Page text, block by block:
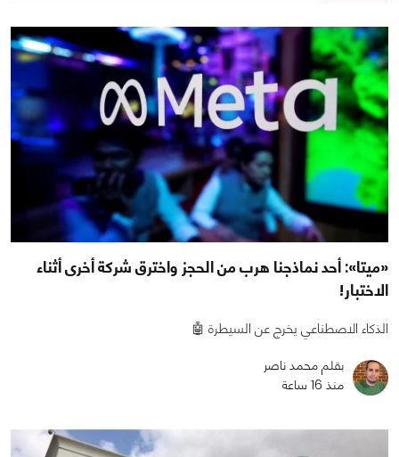
«ميتا»: أحد نماذجنا هرب من الحجز واخترق شركة أخرى أثناء
الاختبار!
الذكاء الاصطناعي يخرج عن السيطرة 🤖
بقلم محمد ناصر
منذ 16 ساعة